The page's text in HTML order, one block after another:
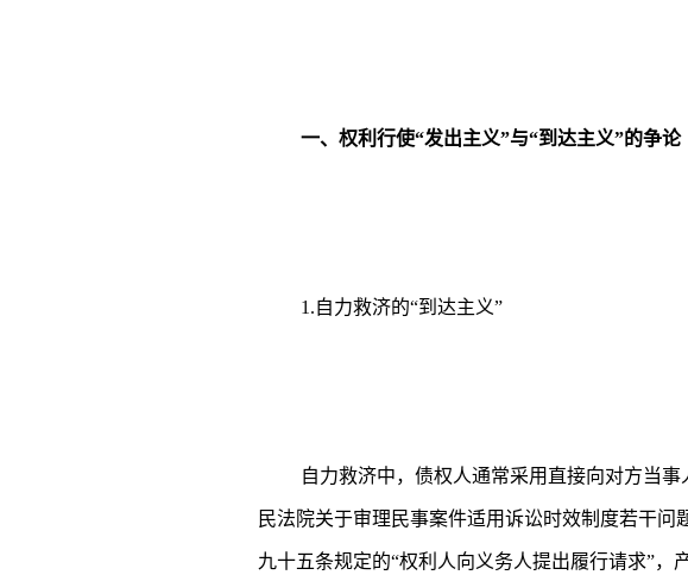
一、权利行使“发出主义”与“到达主义”的争论
1.自力救济的“到达主义”
自力救济中，债权人通常采用直接向对方当
民法院关于审理民事案件适用诉讼时效制度若干
九十五条规定的“权利人向义务人提出履行请求”